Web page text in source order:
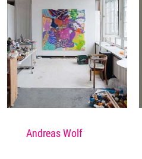
Andreas Wolf